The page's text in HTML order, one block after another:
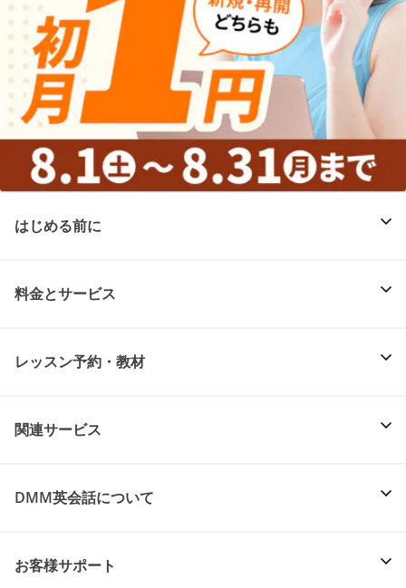
はじめる前に
料金とサービス
レッスン予約・教材
関連サービス
DMM英会話について
お客様サポート